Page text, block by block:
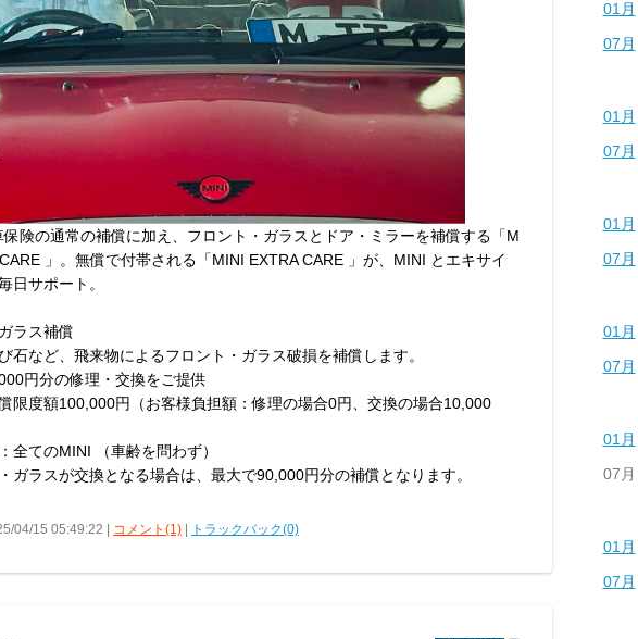
保険の通常の補償に加え、フロント・ガラスとドア・ミラーを補償する「M
」。無償で付帯される「MINI EXTRA CARE 」が、MINI とエキサイ
日サポート。
ラス補償
石など、飛来物によるフロント・ガラス破損を補償します。
円分の修理・交換をご提供
限度額100,000円（お客様負担額：修理の場合0円、交換の場合10,000
全てのMINI （車齢を問わず）
ガラスが交換となる場合は、最大で90,000円分の補償となります。
04/15 05:49:22 | コメント(1) トラックバック(0)
01月
07月
01月
07月
01月
07月
01月
07月
01月
07月
01月
07月